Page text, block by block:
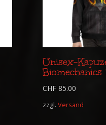
Unisex-
Biomechanics
CHF85.00
zzgl. Versand